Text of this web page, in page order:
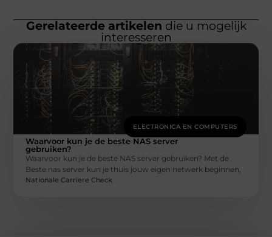
Gerelateerde artikelen die u mogelijk
interesseren
ELECTRONICA EN COMPUTERS
Waarvoor kun je de beste NAS server
gebruiken?
Waarvoor kun je de beste NAS server gebruiken? Met de
Beste nas server kun je thuis jouw eigen netwerk beginnen,
Nationale Carriere Check